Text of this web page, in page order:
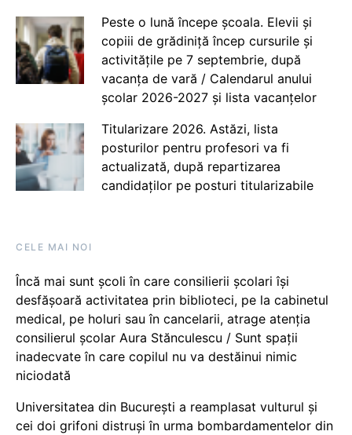
Peste o lună începe școala. Elevii și
copiii de grădiniță încep cursurile și
activitățile pe 7 septembrie, după
vacanța de vară / Calendarul anului
școlar 2026-2027 și lista vacanțelor
Titularizare 2026. Astăzi, lista
posturilor pentru profesori va fi
actualizată, după repartizarea
candidaților pe posturi titularizabile
CELE MAI NOI
Încă mai sunt școli în care consilierii școlari își
desfășoară activitatea prin biblioteci, pe la cabinetul
medical, pe holuri sau în cancelarii, atrage atenția
consilierul școlar Aura Stănculescu / Sunt spații
inadecvate în care copilul nu va destăinui nimic
niciodată
Universitatea din București a reamplasat vulturul și
cei doi grifoni distruși în urma bombardamentelor din